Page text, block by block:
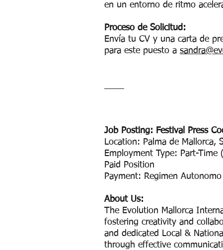
en un entorno de ritmo
Proceso de Solicitud:
Envía tu CV y una carta de
para este puesto a
Job Posting: Festival Press
Location: Palma de Mallorca,
Employment Type: Part-
Paid Position
Payment: Regimen Autonomo
About Us:
The Evolution Mallorca
fostering creativity and
and dedicated Local &
through effective